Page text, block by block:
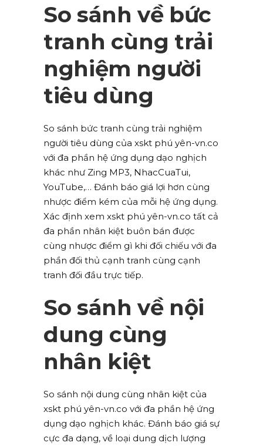
So sánh về bức
tranh cùng trải
nghiệm người
tiêu dùng
So sánh bức tranh cùng trải nghiệm
người tiêu dùng của xskt phú yên-vn.co
với đa phần hệ ứng dụng dạo nghịch
khác như Zing MP3, NhacCuaTui,
YouTube,… Đánh báo giá lợi hơn cùng
nhược điểm kém của mỗi hệ ứng dụng.
Xác định xem xskt phú yên-vn.co tất cả
đa phần nhân kiệt buôn bán được
cùng nhược điểm gì khi đối chiếu với đa
phần đối thủ cạnh tranh cùng cạnh
tranh đối đầu trực tiếp.
So sánh về nội
dung cùng
nhân kiệt
So sánh nội dung cùng nhân kiệt của
xskt phú yên-vn.co với đa phần hệ ứng
dụng dạo nghịch khác. Đánh báo giá sự
cực đa dạng, về loại dung dịch lượng